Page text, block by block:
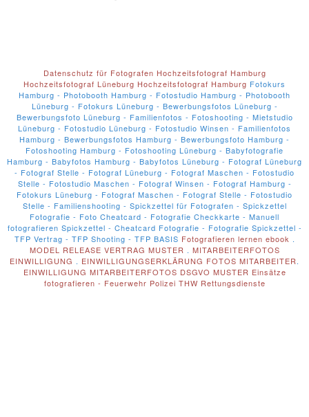
Datenschutz für Fotografen Hochzeitsfotograf Hamburg
Hochzeitsfotograf Lüneburg Hochzeitsfotograf Hamburg Fotokurs
Hamburg - Photobooth Hamburg - Fotostudio Hamburg - Photobooth
Lüneburg - Fotokurs Lüneburg - Bewerbungsfotos Lüneburg -
Bewerbungsfoto Lüneburg - Familienfotos - Fotoshooting - Mietstudio
Lüneburg - Fotostudio Lüneburg - Fotostudio Winsen - Familienfotos
Hamburg - Bewerbungsfotos Hamburg - Bewerbungsfoto Hamburg -
Fotoshooting Hamburg - Fotoshooting Lüneburg - Babyfotografie
Hamburg - Babyfotos Hamburg - Babyfotos Lüneburg - Fotograf Lüneburg
- Fotograf Stelle - Fotograf Lüneburg - Fotograf Maschen - Fotostudio
Stelle - Fotostudio Maschen - Fotograf Winsen - Fotograf Hamburg -
Fotokurs Lüneburg - Fotograf Maschen - Fotograf Stelle - Fotostudio
Stelle - Familienshooting - Spickzettel für Fotografen - Spickzettel
Fotografie - Foto Cheatcard - Fotografie Checkkarte - Manuell
fotografieren Spickzettel - Cheatcard Fotografie - Fotografie Spickzettel -
TFP Vertrag - TFP Shooting - TFP BASIS Fotografieren lernen ebook .
MODEL RELEASE VERTRAG MUSTER . MITARBEITERFOTOS
EINWILLIGUNG . EINWILLIGUNGSERKLÄRUNG FOTOS MITARBEITER.
EINWILLIGUNG MITARBEITERFOTOS DSGVO MUSTER Einsätze
fotografieren - Feuerwehr Polizei THW Rettungsdienste